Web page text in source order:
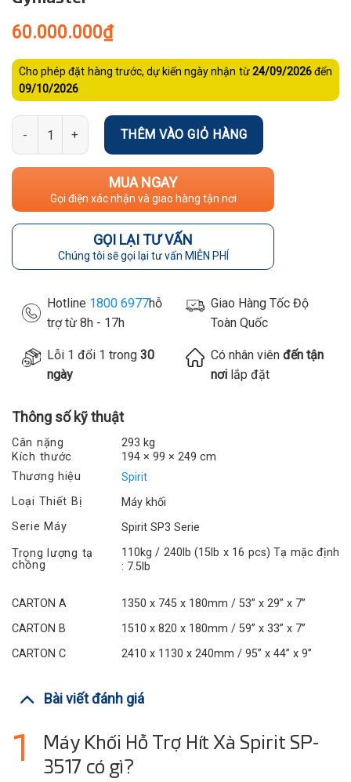
60.000.000₫
Cho phép đặt hàng trước, dự kiến ngày nhận từ24/09/2026đến
09/10/2026
Số lượng
THÊM VÀO GIỎ HÀNG
MUA NGAY
Gọi điện xác nhận và giao hàng tận nơi
GỌI LẠI TƯ VẤN
Chúng tôi sẽ gọi lại tư vấn MIỄN PHÍ
Hotline 1800 6977hỗ
trợ từ 8h - 17h
Giao Hàng Tốc Độ
Toàn Quốc
Lỗi 1 đổi 1 trong 30
ngày
Có nhân viên đến tận
nơilắp đặt
Thông số kỹ thuật
Cân nặng
293 kg
Kích thước
194 × 99 × 249 cm
Thương hiệu
Spirit
Loại Thiết Bị
Máy khối
Serie Máy
Spirit SP3 Serie
Trọng lượng tạ
chồng
110kg / 240lb (15lb x 16 pcs) Tạ mặc định
: 7.5lb
CARTON A
1350 x 745 x 180mm / 53” x 29” x 7”
CARTON B
1510 x 820 x 180mm / 59” x 33” x 7”
CARTON C
2410 x 1130 x 240mm / 95” x 44” x 9”
Bài viết đánh giá
Máy Khối Hỗ Trợ Hít Xà Spirit SP-
3517 có gì?